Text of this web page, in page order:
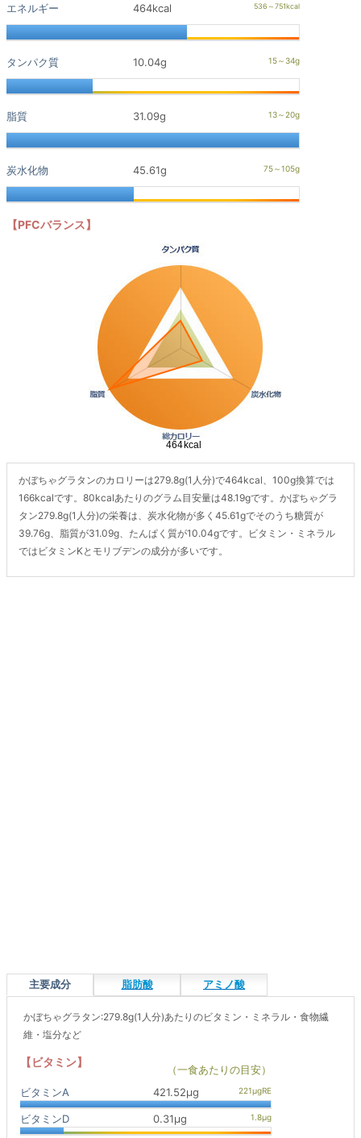
エネルギー 464kcal
タンパク質 10.04g
脂質 31.09g
炭水化物 45.61g
【PFCバランス】
かぼちゃグラタンのカロリーは279.8g(1人分)で464kcal、100g換算では
166kcalです。80kcalあたりのグラム目安量は48.19gです。かぼちゃグラ
タン279.8g(1人分)の栄養は、炭水化物が多く45.61gでそのうち糖質が
39.76g、脂質が31.09g、たんぱく質が10.04gです。ビタミン・ミネラル
ではビタミンKとモリブデンの成分が多いです。
主要成分 脂肪酸 アミノ酸
かぼちゃグラタン:279.8g(1人分)あたりのビタミン・ミネラル・食物繊
維・塩分など
【ビタミン】
（一食あたりの目安）
ビタミンA
421.52μg
ビタミンD 0.31μg